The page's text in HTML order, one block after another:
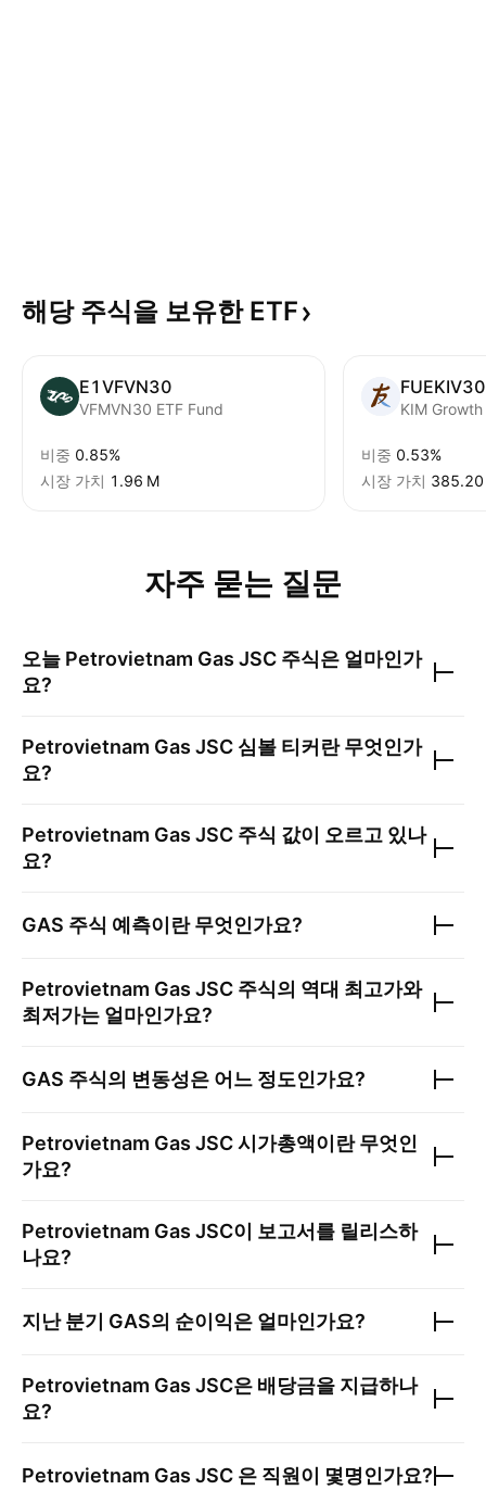
해당 주식을 보유한 ETF
E1VFVN30
VFMVN30 ETF Fund
비중 0.85%
시장 가치 ‪1.96 M‬
FUEKIV30
비중 0.53%
시장 가치 ‪385.20
자주 묻는 질문
오늘 Petrovietnam Gas JSC 주식은 얼마인가
요?
Petrovietnam Gas JSC 심볼 티커란 무엇인가
요?
Petrovietnam Gas JSC 주식 값이 오르고 있나
요?
GAS 주식 예측이란 무엇인가요?
Petrovietnam Gas JSC 주식의 역대 최고가와
최저가는 얼마인가요?
GAS 주식의 변동성은 어느 정도인가요?
Petrovietnam Gas JSC시가총액이란 무엇인
가요?
Petrovietnam Gas JSC이 보고서를 릴리스하
나요?
지난 분기 GAS의 순이익은 얼마인가요?
Petrovietnam Gas JSC은 배당금을 지급하나
요?
Petrovietnam Gas JSC 은 직원이 몇명인가요?